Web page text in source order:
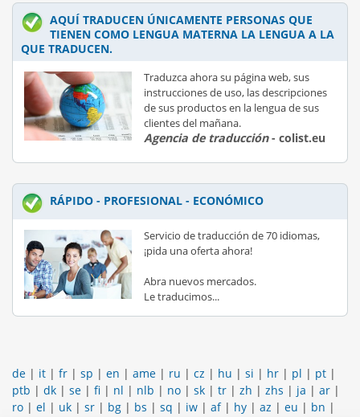
AQUÍ TRADUCEN ÚNICAMENTE PERSONAS QUE
TIENEN COMO LENGUA MATERNA LA LENGUA A LA
QUE TRADUCEN.
Traduzca ahora su página web, sus
instrucciones de uso, las descripciones
de sus productos en la lengua de sus
clientes del mañana.
Agencia de traducción- colist.eu
RÁPIDO - PROFESIONAL - ECONÓMICO
Servicio de traducción de 70 idiomas,
¡pida una oferta ahora!
Abra nuevos mercados.
Le traducimos...
de | it | fr | sp | en | ame | ru | cz | hu | si | hr | pl | pt |
ptb | dk | se | fi | nl | nlb | no | sk | tr | zh | zhs | ja | ar |
ro | el | uk | sr | bg | bs | sq | iw | af| hy | az | eu | bn |